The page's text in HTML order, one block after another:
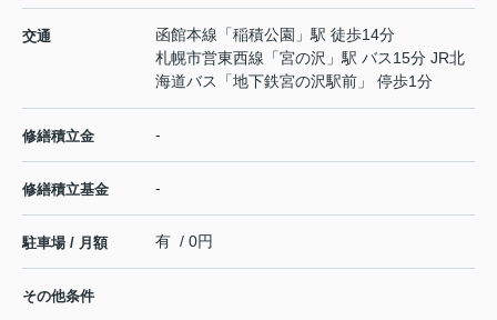
交通 函館本線 「稲積公園 」駅 徒歩14分
札幌市営東西線 「宮の沢 」駅 バス15分 JR北
海道バス「地下鉄宮の沢駅前」 停歩1分
修繕積立金 -
修繕積立基金 -
駐車場 / 月額 有 / 0円
その他条件